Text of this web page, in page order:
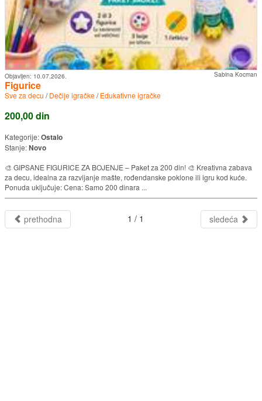
Sabina Kocman
Objavljen: 10.07.2026.
Figurice
Sve za decu /Dečije igračke/Edukativne igračke
200,00 din
Kategorije:Ostalo
Stanje:Novo
🎨 GIPSANE FIGURICE ZA BOJENJE – Paket za 200 din! 🎨 Kreativna zabava
za decu, idealna za razvijanje mašte, rođendanske poklone ili igru kod kuće.
Ponuda uključuje: Cena: Samo 200 dinara ...
prethodna 1 / 1 sledeća